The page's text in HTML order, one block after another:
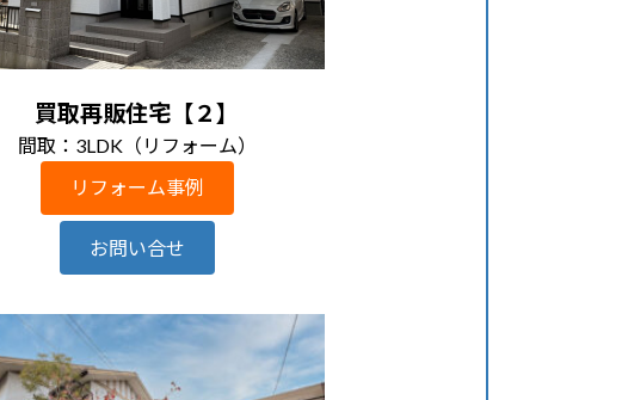
買取再販住宅【２】
間取：3LDK（リフォーム）
リフォーム事例
お問い合せ